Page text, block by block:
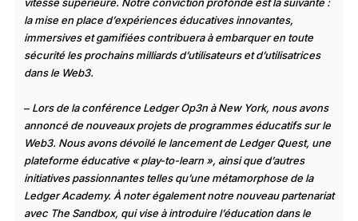
vitesse supérieure. Notre conviction profonde est la suivante :
la mise en place d’expériences éducatives innovantes,
immersives et gamifiées contribuera à embarquer en toute
sécurité les prochains milliards d’utilisateurs et d’utilisatrices
dans le Web3.
– Lors de la conférence Ledger Op3n à New York, nous avons
annoncé de nouveaux projets de programmes éducatifs sur le
Web3. Nous avons dévoilé le lancement de Ledger Quest, une
plateforme éducative « play-to-learn », ainsi que d’autres
initiatives passionnantes telles qu’une métamorphose de la
Ledger Academy. À noter également notre nouveau partenariat
avec The Sandbox, qui vise à introduire l’éducation dans le